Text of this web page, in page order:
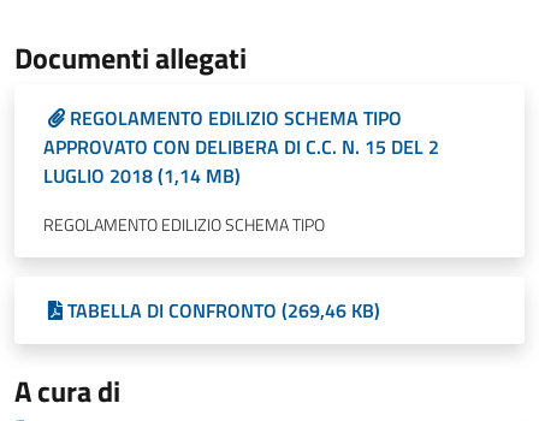
Documenti allegati
REGOLAMENTO EDILIZIO SCHEMA TIPO
APPROVATO CON DELIBERA DI C.C. N. 15 DEL 2
LUGLIO 2018 (1,14 MB)
REGOLAMENTO EDILIZIO SCHEMA TIPO
TABELLA DI CONFRONTO (269,46 KB)
A cura di